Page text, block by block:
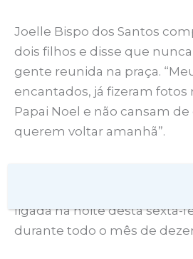
Joelle Bispo dos Santos
dois filhos e disse que
gente reunida na praça.
encantados, já fizeram fotos
Papai Noel e não cansam
querem voltar amanhã”.
ligada na noite desta sexta-
durante todo o mês de